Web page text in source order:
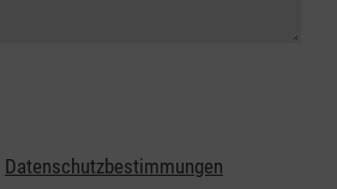
Datenschutzbestimmungen